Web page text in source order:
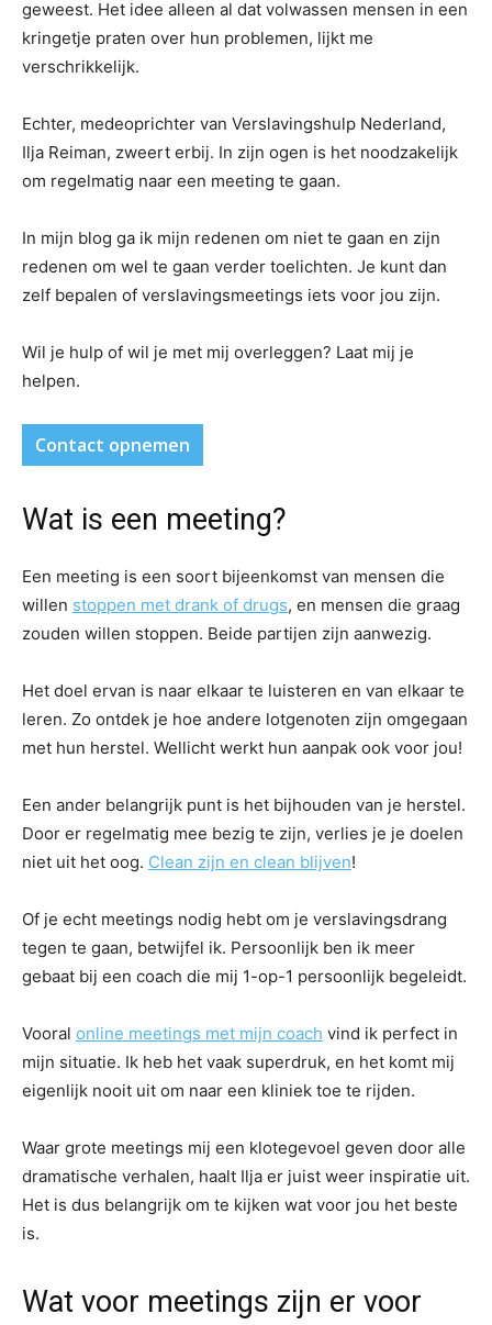
geweest. Het idee alleen al dat volwassen mensen in een
kringetje praten over hun problemen, lijkt me
verschrikkelijk.
Echter, medeoprichter van Verslavingshulp Nederland,
Ilja Reiman, zweert erbij. In zijn ogen is het noodzakelijk
om regelmatig naar een meeting te gaan.
In mijn blog ga ik mijn redenen om niet te gaan en zijn
redenen om wel te gaan verder toelichten. Je kunt dan
zelf bepalen of verslavingsmeetings iets voor jou zijn.
Wil je hulp of wil je met mij overleggen? Laat mij je
helpen.
Contact opnemen
Wat is een meeting?
Een meeting is een soort bijeenkomst van mensen die
willen stoppen met drank of drugs, en mensen die graag
zouden willen stoppen. Beide partijen zijn aanwezig.
Het doel ervan is naar elkaar te luisteren en van elkaar te
leren. Zo ontdek je hoe andere lotgenoten zijn omgegaan
met hun herstel. Wellicht werkt hun aanpak ook voor jou!
Een ander belangrijk punt is het bijhouden van je herstel.
Door er regelmatig mee bezig te zijn, verlies je je doelen
niet uit het oog. Clean zijn en clean blijven!
Of je echt meetings nodig hebt om je verslavingsdrang
tegen te gaan, betwijfel ik. Persoonlijk ben ik meer
gebaat bij een coach die mij 1-op-1 persoonlijk begeleidt.
Vooral online meetings met mijn coach vind ik perfect in
mijn situatie. Ik heb het vaak superdruk, en het komt mij
eigenlijk nooit uit om naar een kliniek toe te rijden.
Waar grote meetings mij een klotegevoel geven door alle
dramatische verhalen, haalt Ilja er juist weer inspiratie uit.
Het is dus belangrijk om te kijken wat voor jou het beste
is.
Wat voor meetings zijn er voor